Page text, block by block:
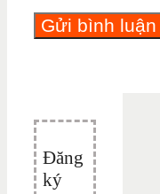
Đăng
ký